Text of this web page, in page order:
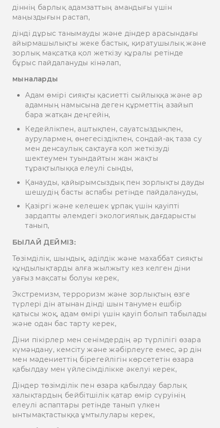
діннің барлық адамзаттың амандығы үшін
маңыздығын растап,
дінді дұрыс танымауды және діндер арасындағы
айырмашылықты жеке бастық, қиратушылық және
зорлық мақсатқа қол жеткізу құралы ретінде
бұрыс пайдалануды кінәлап,
мыналарды
Адам өмірі сияқты қасиетті сыйлыққа және әр
адамның намысына деген құрметтің азайып
бара жатқан деңгейін,
Кедейлікпен, аштықпен, сауатсыздықпен,
аурулармен, өнегесіздікпен, сондай-ақ таза су
мен денсаулық сақтауға қол жеткізуді
шектеумен туындайтын жан жақты
тұрақтылыққа елеулі сынды,
Қанауды, қайырымсыздық пен зорлықты дауды
шешудің басты аспабы ретінде пайдалануды,
Қазіргі және келешек ұрпақ үшін қауіпті
зардапты әлемдегі экологиялық дағдарысты
танып,
БЫЛАЙ ДЕЙМІЗ:
Төзімділік, шындық, әділдік және махаббат сияқты
құндылықтарды алға жылжыту кез келген діни
уағыз мақсаты болуы керек,
Экстремизм, терроризм және зорлықтың өзге
түрлері дін атынан дінді шын танумен ешбір
қатысы жоқ, адам өмірі үшін қауіп болып табылады
және одан бас тарту керек,
Діни пікірлер мен сенімдердің әр түрлілігі өзара
күмәндану, кемсіту және жәбірлеуге емес, әр дін
мен мәдениеттің бірегейлігін көрсететін өзара
қабылдау мен үйлесімділікке әкелуі керек,
Діндер төзімділік пен өзара қабылдау барлық
халықтардың бейбітшілік қатар өмір сүруінің
елеулі аспаптары ретінде танып үлкен
ынтымақтастыққа ұмтылулары керек,